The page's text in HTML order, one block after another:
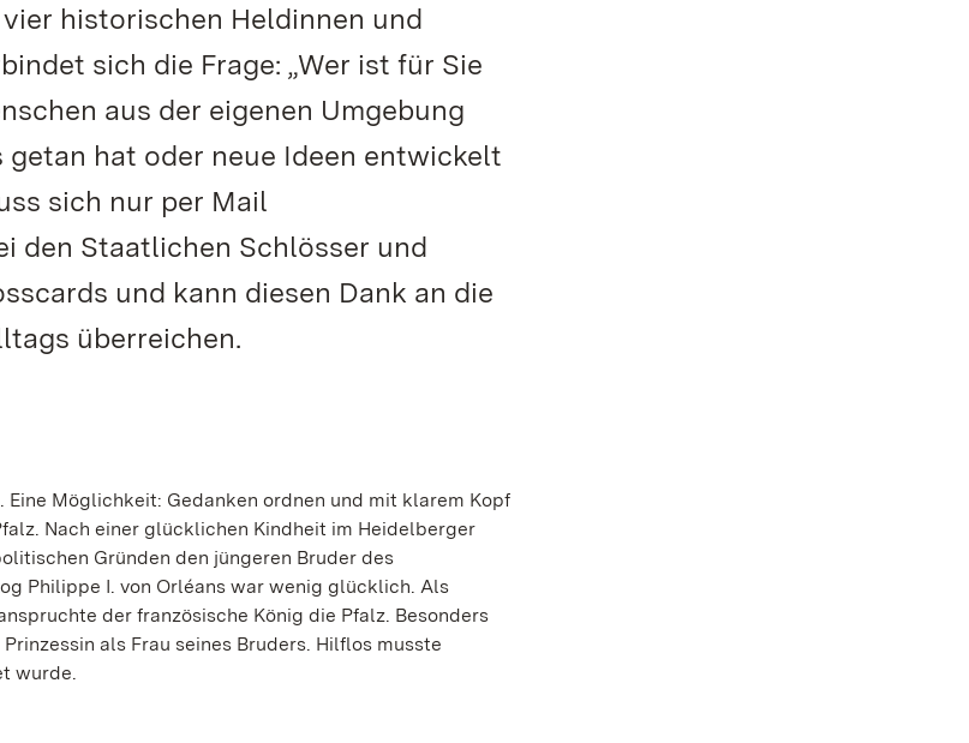
historischen Heldinnen und
sich die Frage: „Wer ist für Sie
aus der eigenen Umgebung
hat oder neue Ideen entwickelt
sich nur per Mail
den Staatlichen Schlösser und
und kann diesen Dank an die
überreichen.
Möglichkeit: Gedanken ordnen und mit klarem Kopf
Nach einer glücklichen Kindheit im Heidelberger
Gründen den jüngeren Bruder des
Philippe I. von Orléans war wenig glücklich. Als
der französische König die Pfalz. Besonders
als Frau seines Bruders. Hilflos musste
wurde.